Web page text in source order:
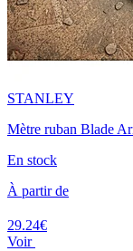
STANLEY
Mètre ruban Blade
En stock
À partir de
29.24€
Voir